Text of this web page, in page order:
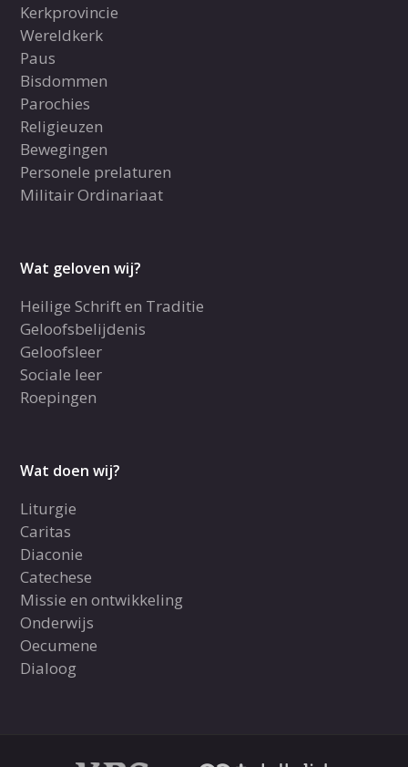
Kerkprovincie
Wereldkerk
Paus
Bisdommen
Parochies
Religieuzen
Bewegingen
Personele prelaturen
Militair Ordinariaat
Wat geloven wij?
Heilige Schrift en Traditie
Geloofsbelijdenis
Geloofsleer
Sociale leer
Roepingen
Wat doen wij?
Liturgie
Caritas
Diaconie
Catechese
Missie en ontwikkeling
Onderwijs
Oecumene
Dialoog